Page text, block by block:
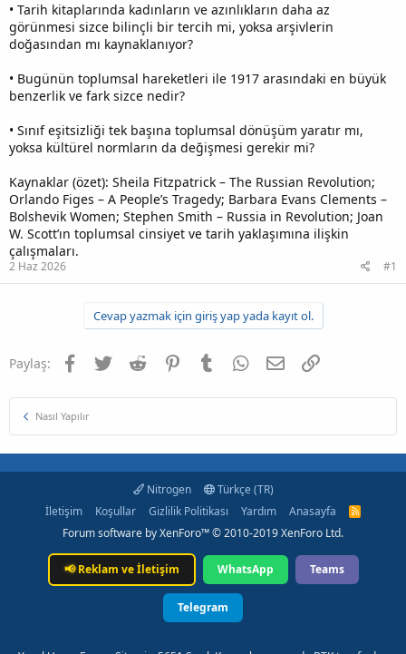
• Tarih kitaplarında kadınların ve azınlıkların daha az
görünmesi sizce bilinçli bir tercih mi, yoksa arşivlerin
doğasından mı kaynaklanıyor?
• Bugünün toplumsal hareketleri ile 1917 arasındaki en büyük
benzerlik ve fark sizce nedir?
• Sınıf eşitsizliği tek başına toplumsal dönüşüm yaratır mı,
yoksa kültürel normların da değişmesi gerekir mi?
Kaynaklar (özet): Sheila Fitzpatrick – The Russian Revolution;
Orlando Figes – A People’s Tragedy; Barbara Evans Clements –
Bolshevik Women; Stephen Smith – Russia in Revolution; Joan
W. Scott’ın toplumsal cinsiyet ve tarih yaklaşımına ilişkin
çalışmaları.
2 Haz 2026 #1
Cevap yazmak için giriş yap yada kayıt ol.
Paylaş: Facebook
TwitterReddit PinterestTumblrWhatsApp
E-postaLink
Nasıl Yapılır
Nitrogen
Türkçe (TR)
İletişim
Koşullar Gizlilik Politikası Yardım Anasayfa
R
S
Forum software by XenForo™© 2010-2019 XenForo Ltd.
📢Reklam ve İletişim WhatsApp Teams
Telegram